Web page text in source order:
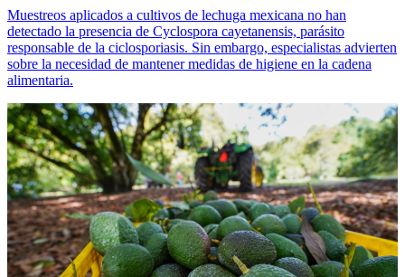
Muestreos aplicados a cultivos de lechuga mexicana no han
detectado la presencia de Cyclospora cayetanensis, parásito
responsable de la ciclosporiasis. Sin embargo, especialistas advierten
sobre la necesidad de mantener medidas de higiene en la cadena
alimentaria.